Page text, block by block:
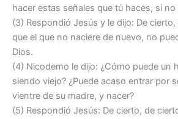
hacer estas señales que tú haces, si
(3) Respondió Jesús y le dijo: De
que el que no naciere de nuevo, no
Dios.
(4) Nicodemo le dijo: ¿Cómo puede un
siendo viejo? ¿Puede acaso entrar por
vientre de su madre, y nacer?
(5) Respondió Jesús: De cierto, de